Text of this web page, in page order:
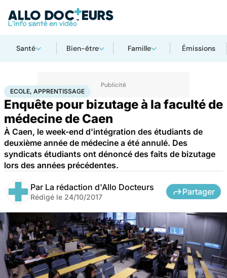
Santé Bien-être Famille Émissions
AccueilSantéSociétéJustice Ecole, apprentissage
ECOLE, APPRENTISSAGE
Enquête pour bizutage à la faculté de
médecine de Caen
À Caen, le week-end d'intégration des étudiants de
deuxième année de médecine a été annulé. Des
syndicats étudiants ont dénoncé des faits de bizutage
lors des années précédentes.
Par La rédaction d'Allo Docteurs
Rédigé le 24/10/2017
Partager